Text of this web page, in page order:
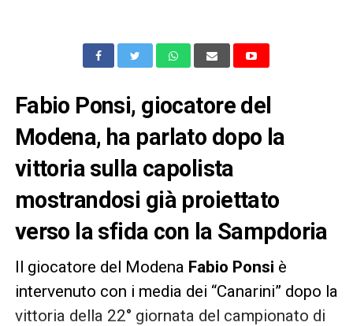
Fabio Ponsi, giocatore del
Modena, ha parlato dopo la
vittoria sulla capolista
mostrandosi già proiettato
verso la sfida con la Sampdoria
Il giocatore del Modena Fabio Ponsi è
intervenuto con i media dei “Canarini” dopo la
vittoria della 22° giornata del campionato di